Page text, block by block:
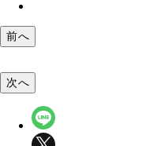
前へ
次へ